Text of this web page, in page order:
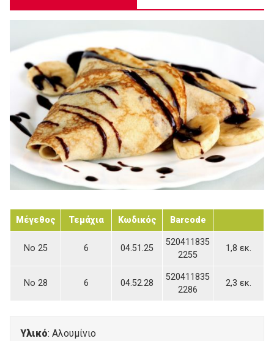
Μέγεθος Τεμάχια Κωδικός Barcode
Νο 25 6 04.51.25
520411835
2255
1,8 εκ.
Νο 28 6 04.52.28
520411835
2286
2,3 εκ.
Υλικό: Αλουμίνιο